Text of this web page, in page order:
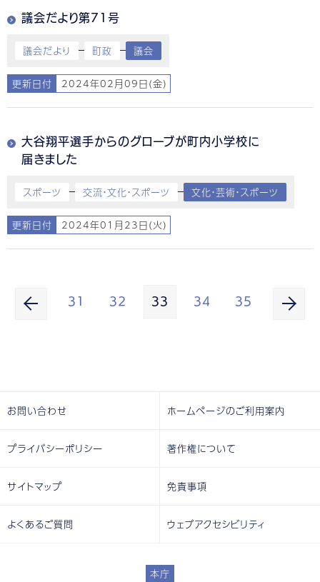
議会だより第71号
議会だより 町政 議会
更新日付 2024年02月09日(金)
大谷翔平選手からのグローブが町内小学校に
届きました
スポーツ 交流・文化・スポーツ 文化・芸術・スポーツ
更新日付 2024年01月23日(火)
31 32 33 34 35
本庁
お問い合わせ ホームページのご利用案内
プライバシーポリシー 著作権について
サイトマップ 免責事項
よくあるご質問 ウェブアクセシビリティ